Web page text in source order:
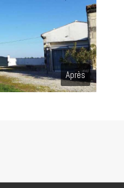
Après